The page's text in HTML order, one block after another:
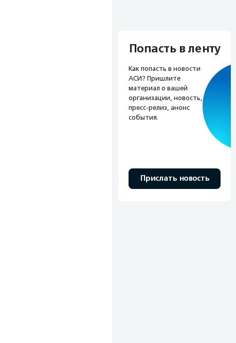
Попасть в ленту
Как попасть в новости
АСИ? Пришлите
материал о вашей
организации, новость,
пресс-релиз, анонс
события.
Прислать новость